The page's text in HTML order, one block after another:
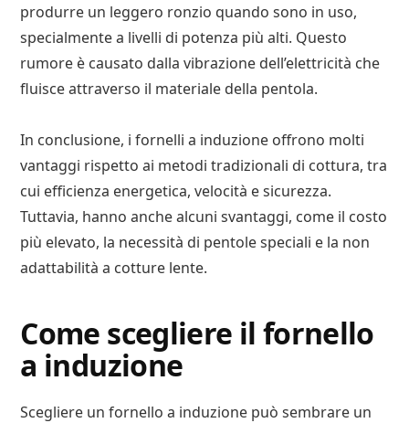
produrre un leggero ronzio quando sono in uso,
specialmente a livelli di potenza più alti. Questo
rumore è causato dalla vibrazione dell’elettricità che
fluisce attraverso il materiale della pentola.
In conclusione, i fornelli a induzione offrono molti
vantaggi rispetto ai metodi tradizionali di cottura, tra
cui efficienza energetica, velocità e sicurezza.
Tuttavia, hanno anche alcuni svantaggi, come il costo
più elevato, la necessità di pentole speciali e la non
adattabilità a cotture lente.
Come scegliere il fornello
a induzione
Scegliere un fornello a induzione può sembrare un